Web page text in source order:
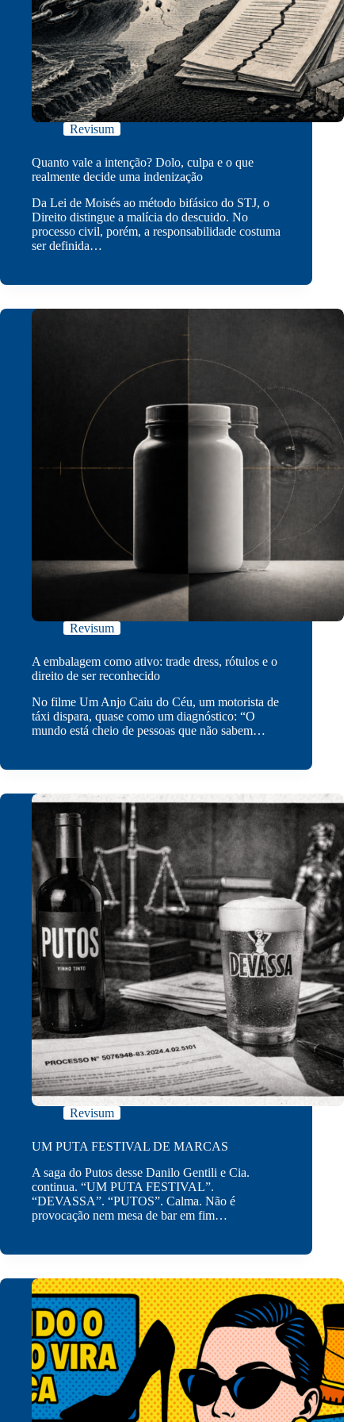
Revisum
Quanto vale a intenção? Dolo, culpa e o que
realmente decide uma indenização
Da Lei de Moisés ao método bifásico do STJ, o
Direito distingue a malícia do descuido. No
processo civil, porém, a responsabilidade costuma
ser definida…
Revisum
A embalagem como ativo: trade dress, rótulos e o
direito de ser reconhecido
No filme Um Anjo Caiu do Céu, um motorista de
táxi dispara, quase como um diagnóstico: “O
mundo está cheio de pessoas que não sabem…
Revisum
UM PUTA FESTIVAL DE MARCAS
A saga do Putos desse Danilo Gentili e Cia.
continua. “UM PUTA FESTIVAL”.
“DEVASSA”. “PUTOS”. Calma. Não é
provocação nem mesa de bar em fim…